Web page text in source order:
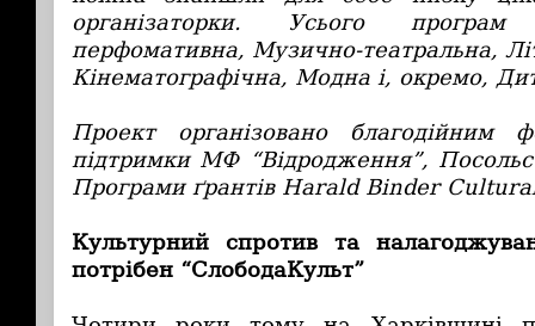
організаторки. Усього програм
перфомативна, Музично-театральна,
Кінематографічна, Модна і, окремо,
Проект організовано благодійним
підтримки МФ “Відродження”,
Програми ґрантів Harald Binder
Культурний спротив та
потрібен “СлободаКульт”